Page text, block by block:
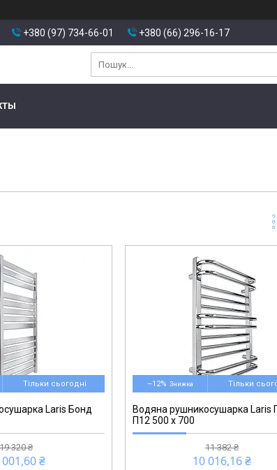
+380 (97) 734-66-01 +380 (66) 296-16-17
Тільки сьогодні
Laris Бонд
19 320 ₴
₴
71207668
–12% Тільки
Водяна рушникосушарка Laris
П12 500 х 700
11 382 ₴
10 016,16 ₴